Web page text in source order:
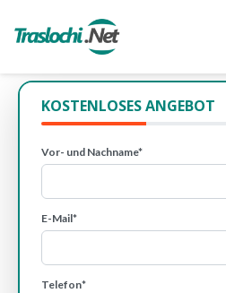
KOSTENLOSES ANGEBOT
Vor- und Nachname*
E-Mail*
Telefon*